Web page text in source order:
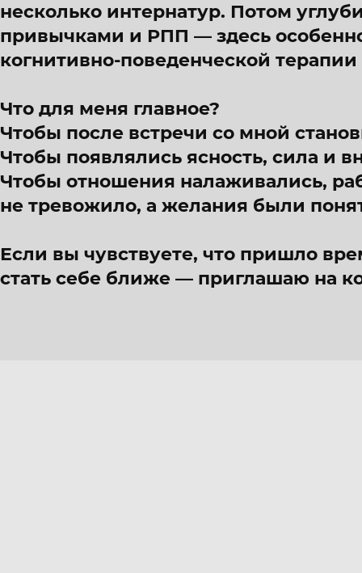
несколько интернатур. Потом
привычками и РПП — здесь
когнитивно-поведенческой
Что для меня главное?
Чтобы после встречи со мной
Чтобы появлялись ясность, сила и
Чтобы отношения налаживались,
не тревожило, а желания были
Если вы чувствуете, что пришло
стать себе ближе — приглашаю на